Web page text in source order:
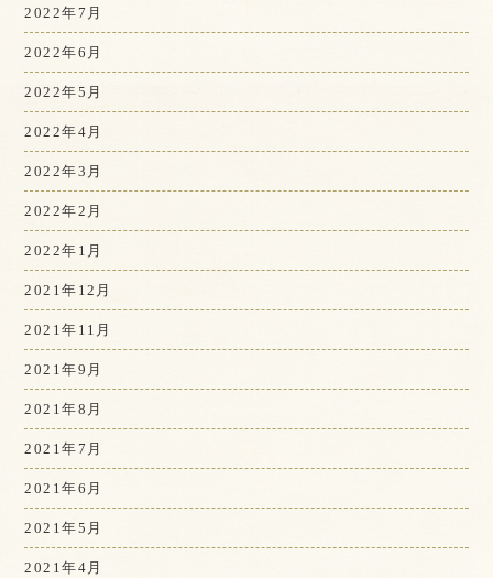
2022年7月
2022年6月
2022年5月
2022年4月
2022年3月
2022年2月
2022年1月
2021年12月
2021年11月
2021年9月
2021年8月
2021年7月
2021年6月
2021年5月
2021年4月